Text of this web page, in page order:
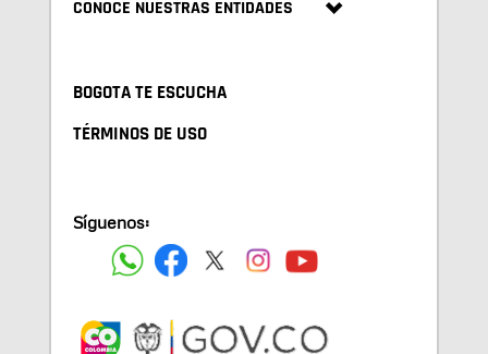
CONOCE NUESTRAS ENTIDADES
BOGOTA TE ESCUCHA
TÉRMINOS DE USO
Síguenos: